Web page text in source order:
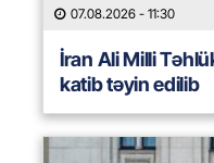
07.08.2026 - 11:30
İran Ali Milli
katib təyin edilib